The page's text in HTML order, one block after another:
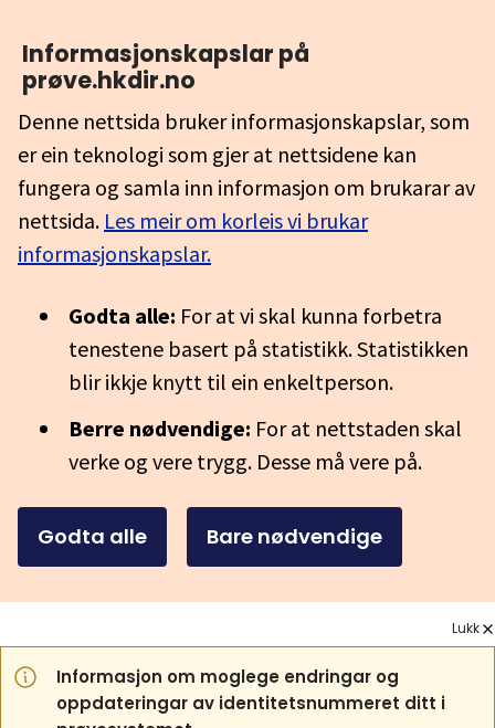
Informasjonskapslar på
prøve.hkdir.no
Denne nettsida bruker informasjonskapslar, som
er ein teknologi som gjer at nettsidene kan
fungera og samla inn informasjon om brukarar av
nettsida. Les meir om korleis vi brukar
informasjonskapslar.
Godta alle: For at vi skal kunna forbetra
tenestene basert på statistikk. Statistikken
blir ikkje knytt til ein enkeltperson.
Berre nødvendige: For at nettstaden skal
verke og vere trygg. Desse må vere på.
Godta alle Bare nødvendige
Informasjon om moglege endringar og
oppdateringar av identitetsnummeret ditt i
Lukk